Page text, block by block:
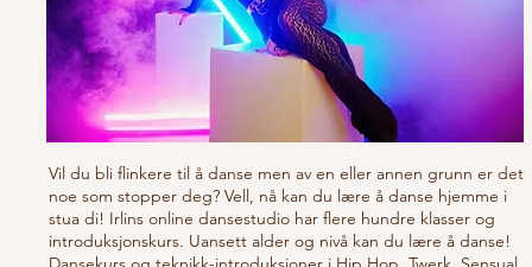
Vil du bli flinkere til å danse men av en eller annen grunn er det
noe som stopper deg? Vell, nå kan du lære å danse hjemme i
stua di! Irlins online dansestudio har flere hundre klasser og
introduksjonskurs. Uansett alder og nivå kan du lære å danse!